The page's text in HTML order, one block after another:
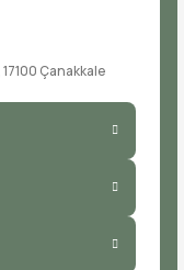
Çanakkale